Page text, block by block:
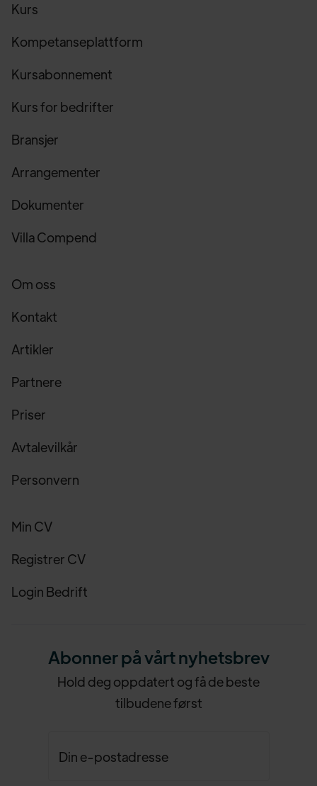
Kurs
Kompetanseplattform
Kursabonnement
Kurs for bedrifter
Bransjer
Arrangementer
Dokumenter
Villa Compend
Om oss
Kontakt
Artikler
Partnere
Priser
Avtalevilkår
Personvern
Min CV
Registrer CV
Login Bedrift
Abonner på vårt nyhetsbrev
Hold deg oppdatert og få de beste
tilbudene først